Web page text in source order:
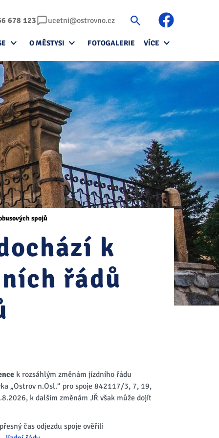
ucetni@ostrovno.cz
678 123
O MĚSTYSI FOTOGALERIE VÍCE
spojů
k
řádů
k rozsáhlým změnám jízdního řádu
„Ostrov n.Osl.“ pro spoje 842117/3, 7, 19,
k dalším změnám JŘ však může dojít
čas odjezdu spoje ověřili